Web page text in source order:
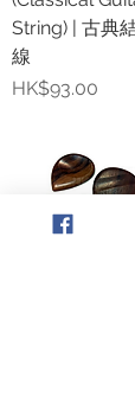
String) | 古典
線
價格
HK$93.00